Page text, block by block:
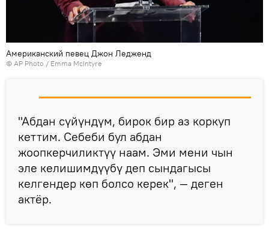
Американский певец Джон Ледженд
© AP Photo / Emma McIntyre
"Абдан сүйүндүм, бирок бир аз коркуп
кеттим. Себеби бул абдан
жоопкерчиликтүү наам. Эми мени чын
эле келишимдүүбү деп сындагысы
келгендер көп болсо керек", — деген
актёр.